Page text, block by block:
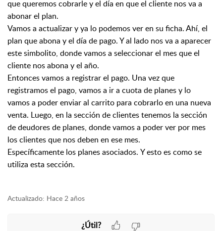
que queremos cobrarle y el día en que el cliente nos va a
abonar el plan.
Vamos a actualizar y ya lo podemos ver en su ficha. Ahí, el
plan que abona y el día de pago. Y al lado nos va a aparecer
este simbolito, donde vamos a seleccionar el mes que el
cliente nosabona y el año.
Entonces vamos a registrar el pago. Una vez que
registramos el pago, vamos a ir a cuota de planes y lo
vamos a poder enviar al carrito para cobrarlo en una nueva
venta. Luego, en la sección de clientes tenemos la sección
de deudores de planes, donde vamos a poder ver por mes
los clientes que nos deben en ese mes.
Específicamente los planes asociados. Y esto es como se
utiliza esta sección.
Actualizado: Hace 2 años
¿Útil?